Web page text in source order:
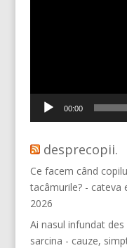
00:00
desprecopii.
Ce facem când
tacâmurile? - cateva
2026
Ai nasul infundat
sarcina - cauze,